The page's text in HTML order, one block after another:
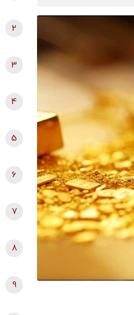
2
3
4
5
6
7
8
9